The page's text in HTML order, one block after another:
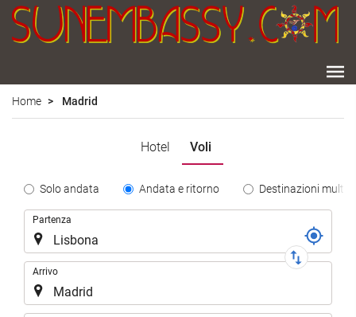
Home Madrid
Hotel Voli
Tipo
Trayecto
Solo andata Andata e ritorno Destinazioni
Tratta
Partenza
Arrivo